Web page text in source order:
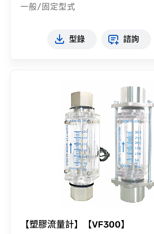
一般/固定型式
型錄 諮詢
【塑膠流量計】【VF300】